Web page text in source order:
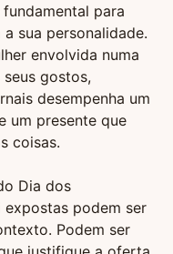
para
sua personalidade.
envolvida numa
gostos,
desempenha um
um presente que
coisas.
Dia dos
expostas podem ser
Podem ser